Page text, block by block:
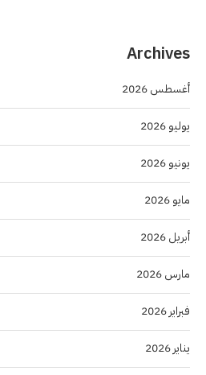
Archives
أغسطس 2026
يوليو 2026
يونيو 2026
مايو 2026
أبريل 2026
مارس 2026
فبراير 2026
يناير 2026